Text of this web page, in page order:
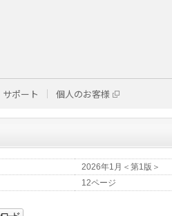
サポート 個人のお客様
2026年1月＜第1版＞
12ページ